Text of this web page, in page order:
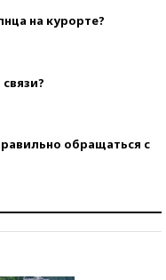
на курорте?
обращаться с